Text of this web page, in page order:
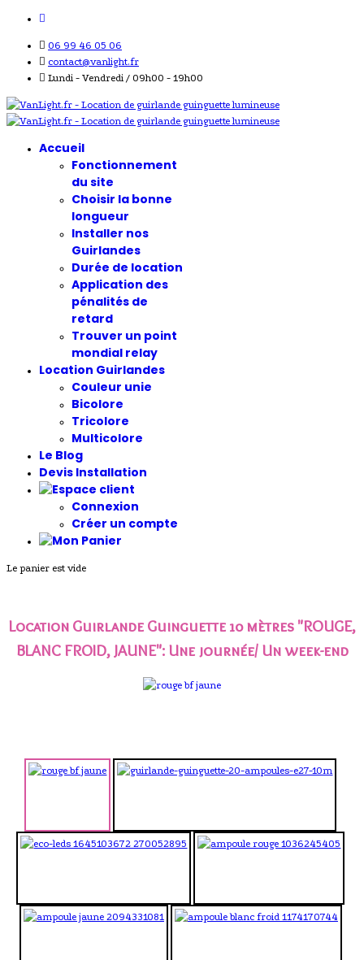
06 99 46 05 06
contact@vanlight.fr
Lundi - Vendredi / 09h00 - 19h00
Accueil
Fonctionnement
du site
Choisir la bonne
longueur
Installer nos
Guirlandes
Durée de location
Application des
pénalités de
retard
Trouver un point
mondial relay
Location Guirlandes
Couleur unie
Bicolore
Tricolore
Multicolore
Le Blog
Devis Installation
Connexion
Créer un compte
Le panier est vide
Location Guirlande Guinguette 10 mètres "ROUGE,
BLANC FROID, JAUNE": Une journée/ Un week-end